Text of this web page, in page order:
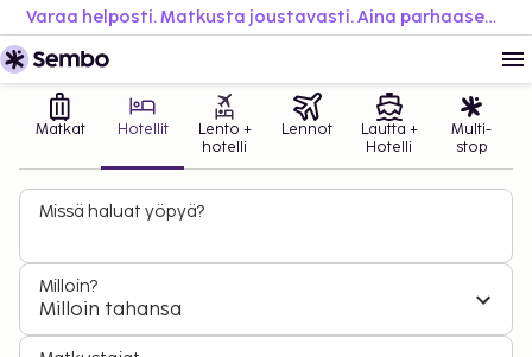
Varaa helposti. Matkusta joustavasti. Aina parhaaseen hintaan.
Matkat Hotellit
Lento +
hotelli
Lennot
Lautta +
Hotelli
Multi-
stop
Missä haluat yöpyä?
Milloin?
Milloin tahansa